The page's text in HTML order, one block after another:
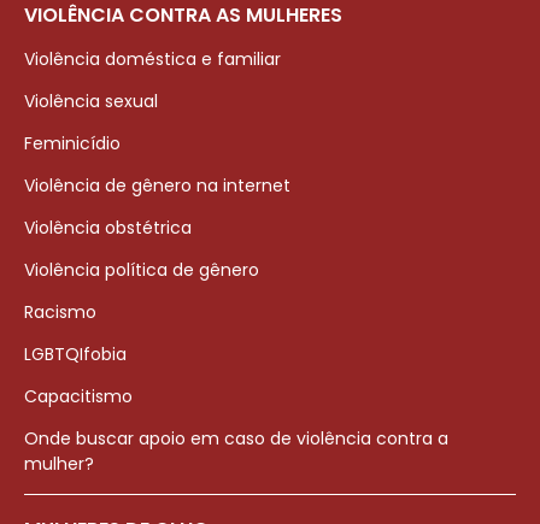
VIOLÊNCIA CONTRA AS MULHERES
Violência doméstica e familiar
Violência sexual
Feminicídio
Violência de gênero na internet
Violência obstétrica
Violência política de gênero
Racismo
LGBTQIfobia
Capacitismo
Onde buscar apoio em caso de violência contra a
mulher?